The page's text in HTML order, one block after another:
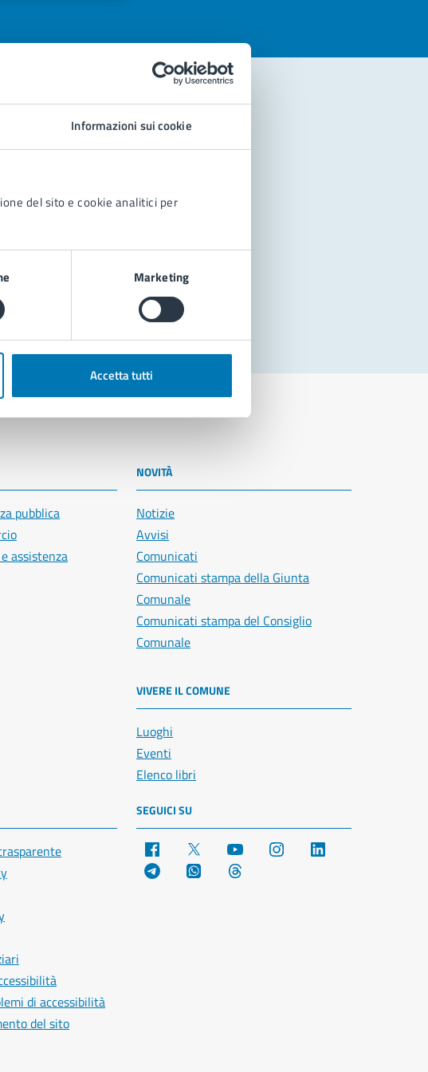
Informazioni sui cookie
del sito e cookie analitici per
Marketing
Accetta tutti
pubblica
assistenza
NOVITÀ
Notizie
Avvisi
Comunicati
Comunicati stampa della Giunta
Comunale
Comunicati stampa del Consiglio
Comunale
VIVERE IL COMUNE
Luoghi
Eventi
Elenco libri
di accessibilità
del sito
SEGUICI SU
Facebook YouTube Instagram
Telegram WhatsApp